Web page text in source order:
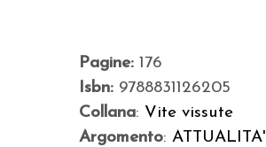
Pagine: 176
Isbn: 9788831126205
Collana: Vite vissute
Argomento: ATTUALITA'